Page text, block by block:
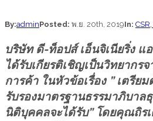
By:adminPosted: พ.ย. 20th, 2019In: CSR,
บริษัท ดี-ท็อปส์ เอ็นจิเนียริ่ง
ได้รับเกียรติเชิญเป็นวิทยากร
การค้า ในหัวข้อเรื่อง ” เตรีย
รับรองมาตรฐานธรรมาภิบาล
นิติบุคคลจะได้รับ” โดยคุณถิร